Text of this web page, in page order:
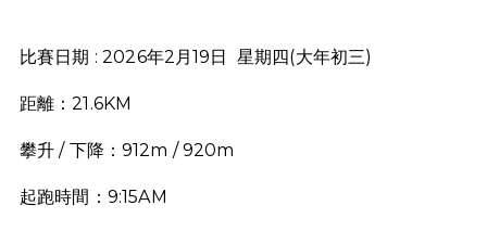
比賽日期 : 2026年2月19日 星期四(大年初三)
距離：21.6KM
攀升 / 下降：912m / 920m
起跑時間：9:15AM